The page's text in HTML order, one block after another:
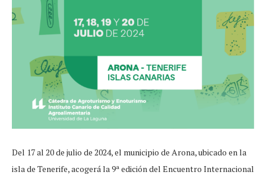
Del 17 al 20 de julio de 2024, el municipio de Arona, ubicado en la
isla de Tenerife, acogerá la 9ª edición del Encuentro Internacional